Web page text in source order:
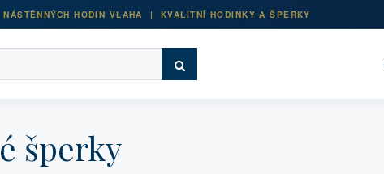
HODIN VLAHA | KVALITNÍ HODINKY A ŠPERKY
šperky